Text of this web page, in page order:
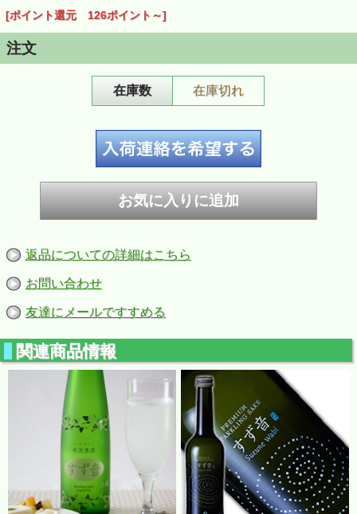
[ポイント還元 126ポイント～]
注文
在庫数 在庫切れ
返品についての詳細はこちら
お問い合わせ
友達にメールですすめる
関連商品情報